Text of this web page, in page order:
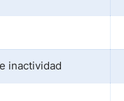
inactividad